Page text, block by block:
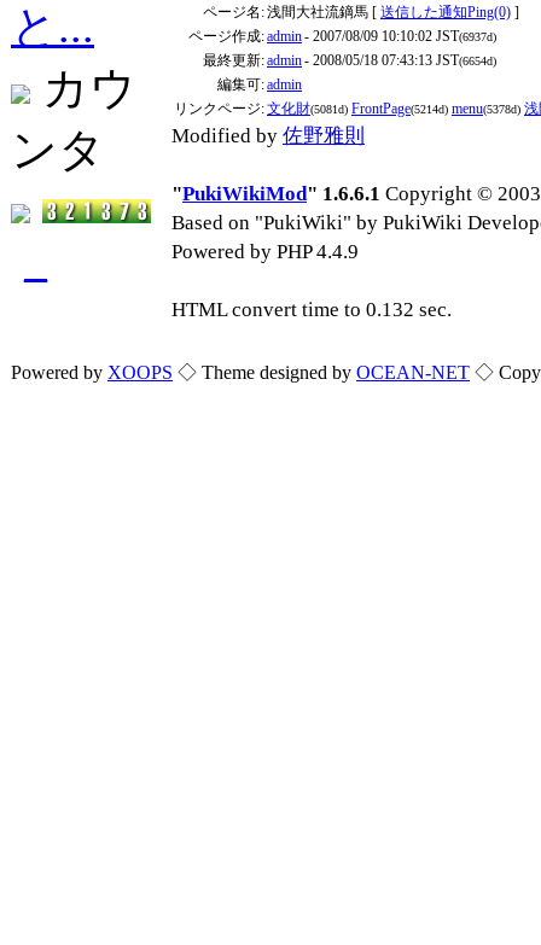
と...
カウ
ンタ
ページ名:浅間大社流鏑馬 [ 送信した通知Ping(0) ]
ページ作成:admin- 2007/08/09 10:10:02 JST(6937d)
最終更新:admin- 2008/05/18 07:43:13 JST(6654d)
編集可:admin
リンクページ:文化財(5081d) FrontPage(5214d) menu(5378d)
Modified by 佐野雅則
"PukiWikiMod" 1.6.6.1 Copyright ©
Based on "PukiWiki" by PukiWiki
Powered by PHP 4.4.9
HTML convert time to 0.132 sec.
Powered by XOOPS ◇ Theme designed by OCEAN-NET ◇